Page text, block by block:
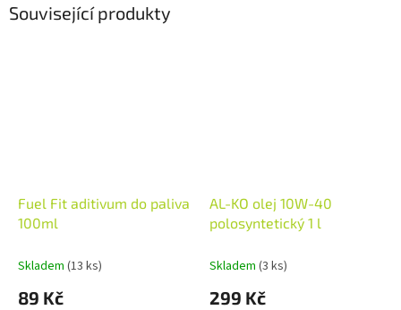
Související produkty
Fuel Fit aditivum do paliva
100ml
Skladem (13 ks)
89 Kč
AL-KO olej 10W-40
polosyntetický 1 l
Skladem (3 ks)
299 Kč